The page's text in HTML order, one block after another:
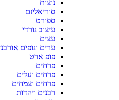
נוצות
סוריאליזם
ספורט
עיצוב נורדי
עצים
ערים ונופים
פופ ארט
פרחים
פרחים ועלים
פרחים וצמחים
רבנים ויהדות